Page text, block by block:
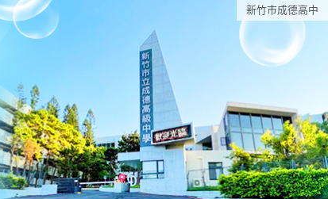
新竹巿成德高中